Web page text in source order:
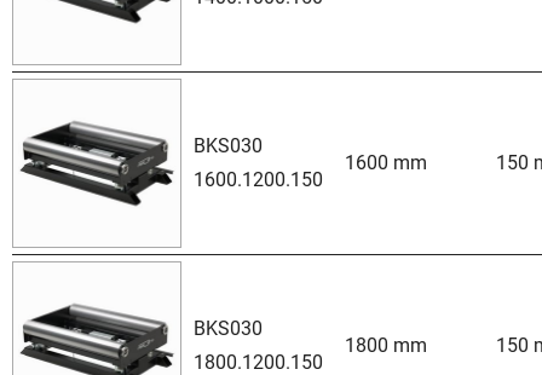
BKS030
1600.1200.150
1600 mm 150
BKS030
1800.1200.150
1800 mm 150